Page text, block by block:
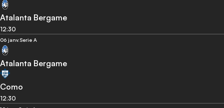
Atalanta Bergame
12:30
06 janv. Serie A
Atalanta Bergame
Como
12:30